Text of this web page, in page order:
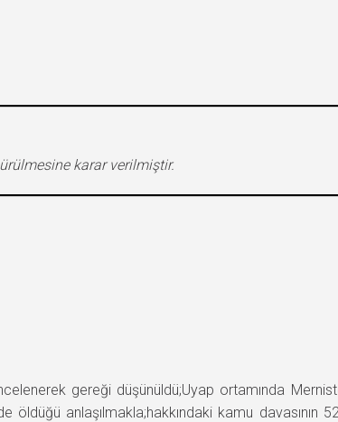
karar verilmiştir.
gereği düşünüldü;Uyap ortamında
anlaşılmakla;hakkındaki kamu davasının